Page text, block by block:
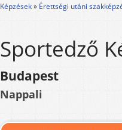
Képzések» Érettségi utáni
Sportedző
Budapest
Nappali